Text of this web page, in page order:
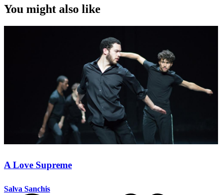
You might also like
A Love Supreme
Salva Sanchis